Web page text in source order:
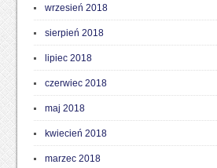
wrzesień 2018
sierpień 2018
lipiec 2018
czerwiec 2018
maj 2018
kwiecień 2018
marzec 2018